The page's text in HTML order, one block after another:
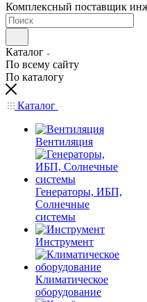
Комплексный поставщик
Каталог
По всему сайту
По каталогу
Каталог
Вентиляция
Генераторы, ИБП,
Солнечные
системы
Инструмент
Климатическое
оборудование